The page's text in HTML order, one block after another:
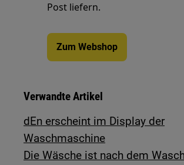
Post liefern.
Zum Webshop
Verwandte Artikel
dEn erscheint im Display der
Waschmaschine
Die Wäsche ist nach dem